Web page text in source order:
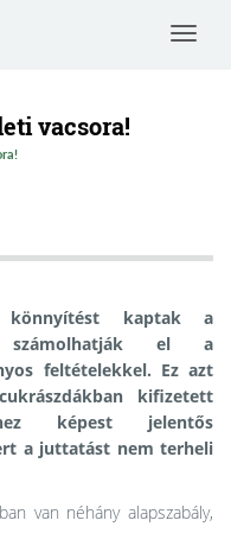
Toggle
vacsora!
kaptak a
számolhatják el a
feltételekkel. Ez azt
kifizetett
képest jelentős
a juttatást nem terheli
van néhány alapszabály,